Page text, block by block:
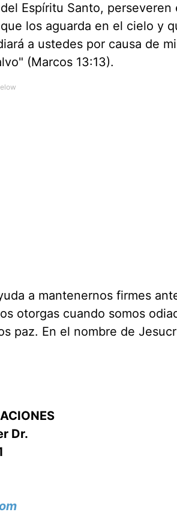
Espíritu Santo, perseveren
los aguarda en el cielo y
a ustedes por causa de mi
(Marcos 13:13).
a mantenernos firmes
otorgas cuando somos
paz. En el nombre de
Dr.